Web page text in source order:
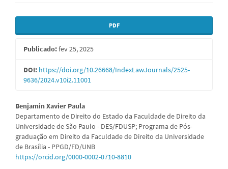
Barra
lateral
de
artigos
PDF
Publicado:fev 25, 2025
DOI: https://doi.org/10.26668/IndexLawJournals/2525-
9636/2024.v10i2.11001
Conteúdo
do
artigo
principal
Benjamin Xavier Paula
Departamento de Direito do Estado da Faculdade de Direito da
Universidade de São Paulo - DES/FDUSP; Programa de Pós-
graduação em Direito da Faculdade de Direito da Universidade
de Brasília - PPGD/FD/UNB
https://orcid.org/0000-0002-0710-8810